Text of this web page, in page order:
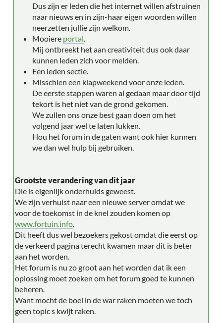
Dus zijn er leden die het internet willen afstruinen
naar nieuws en in zijn-haar eigen woorden willen
neerzetten jullie zijn welkom.
Mooiere portal
Mij ontbreekt het aan creativiteit dus ook daar
kunnen leden zich voor melden.
Een leden sectie.
Misschien een klapweekend voor onze leden.
De eerste stappen waren al gedaan maar door tijd
tekort is het niet van de grond gekomen.
We zullen ons onze best gaan doen om het
volgend jaar wel te laten lukken.
Hou het forum in de gaten want ook hier kunnen
we dan wel hulp bij gebruiken.
Grootste verandering van dit jaar
Die is eigenlijk onderhuids geweest.
We zijn verhuist naar een nieuwe server omdat we
voor de toekomst in de knel zouden komen op
www.fortuin.info
Dit heeft dus wel bezoekers gekost omdat die eerst op
de verkeerd pagina terecht kwamen maar dit is beter
aan het worden.
Het forum is nu zo groot aan het worden dat ik een
oplossing moet zoeken om het forum goed te kunnen
beheren.
Want mocht de boel in de war raken moeten we toch
geen topic s kwijt raken.